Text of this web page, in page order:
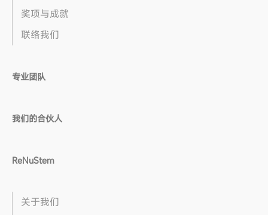
奖项与成就
联络我们
专业团队
我们的合伙人
ReNuStem
关于我们